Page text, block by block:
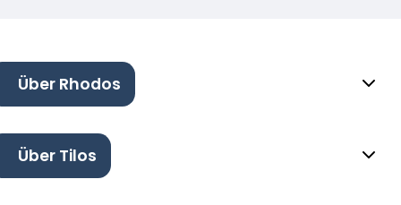
Über Rhodos
Über Tilos